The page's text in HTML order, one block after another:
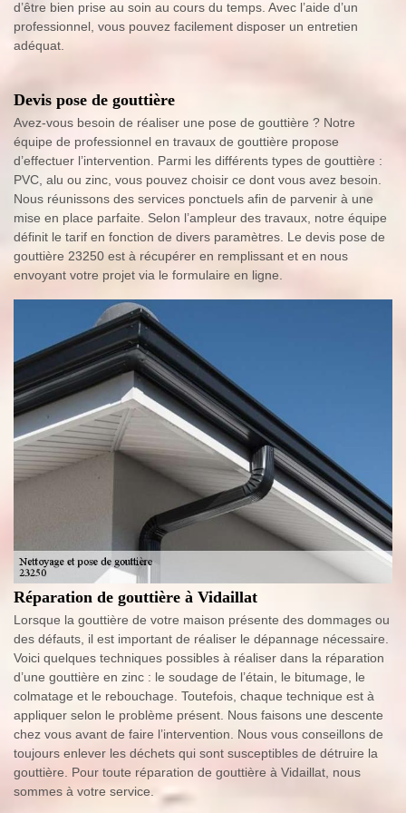
d’être bien prise au soin au cours du temps. Avec l’aide d’un
professionnel, vous pouvez facilement disposer un entretien
adéquat.
Devis pose de gouttière
Avez-vous besoin de réaliser une pose de gouttière ? Notre
équipe de professionnel en travaux de gouttière propose
d’effectuer l’intervention. Parmi les différents types de gouttière :
PVC, alu ou zinc, vous pouvez choisir ce dont vous avez besoin.
Nous réunissons des services ponctuels afin de parvenir à une
mise en place parfaite. Selon l’ampleur des travaux, notre équipe
définit le tarif en fonction de divers paramètres. Le devis pose de
gouttière 23250 est à récupérer en remplissant et en nous
envoyant votre projet via le formulaire en ligne.
Réparation de gouttière à Vidaillat
Lorsque la gouttière de votre maison présente des dommages ou
des défauts, il est important de réaliser le dépannage nécessaire.
Voici quelques techniques possibles à réaliser dans la réparation
d’une gouttière en zinc : le soudage de l’étain, le bitumage, le
colmatage et le rebouchage. Toutefois, chaque technique est à
appliquer selon le problème présent. Nous faisons une descente
chez vous avant de faire l’intervention. Nous vous conseillons de
toujours enlever les déchets qui sont susceptibles de détruire la
gouttière. Pour toute réparation de gouttière à Vidaillat, nous
sommes à votre service.